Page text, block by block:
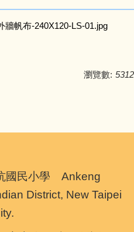
牆帆布-240X120-LS-01.jpg
瀏覽數: 5312
國民小學 Ankeng
District, New Taipei